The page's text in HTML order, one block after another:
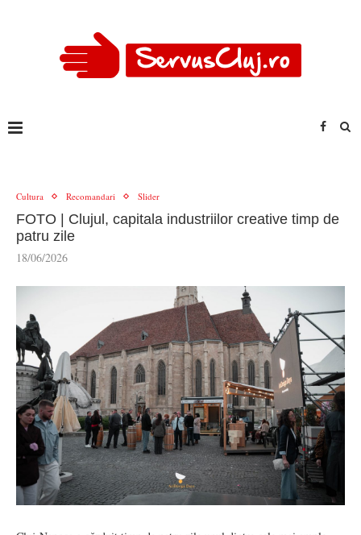
Cultura Recomandari Slider
FOTO | Clujul, capitala industriilor creative timp de
patru zile
18/06/2026